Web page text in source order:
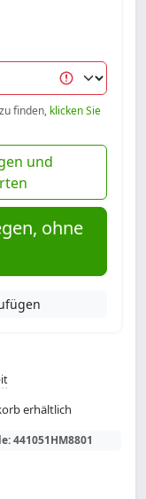
erhältlich
441051HM8801
finden, klicken Sie
und
ohne